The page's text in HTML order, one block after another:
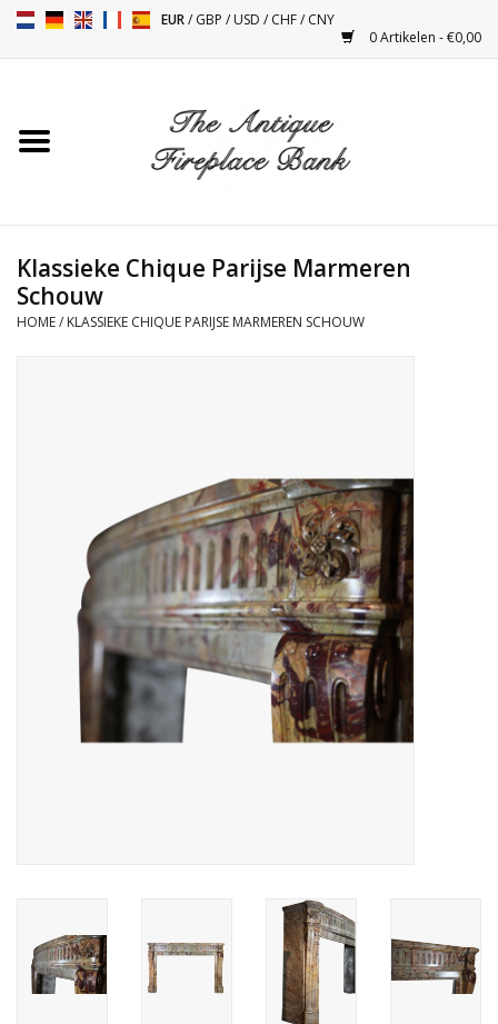
EUR/GBP /USD /CHF/CNY
0 Artikelen - €0,00
Toebehoren
Kacheltjes
Decoratieve Outdoor
Vloeren - Steen, Terra Cotta
Login
Klassieke Chique Parijse Marmeren
Schouw
HOME/ KLASSIEKE CHIQUE PARIJSE MARMEREN SCHOUW